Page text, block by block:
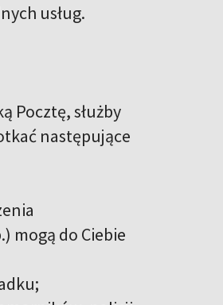
usług.
Pocztę, służby
następujące
mogą do Ciebie